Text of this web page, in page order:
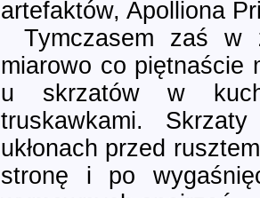
artefaktów, Apolliona
Tymczasem zaś w
miarowo co piętnaście
u skrzatów w
truskawkami.
ukłonach przed
stronę i po